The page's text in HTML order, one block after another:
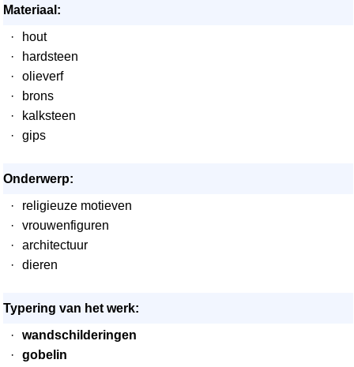
Materiaal:
·
hout
·
hardsteen
·
olieverf
·
brons
·
kalksteen
·
gips
Onderwerp:
·
religieuze motieven
·
vrouwenfiguren
·
architectuur
·
dieren
Typering van het werk:
·
wandschilderingen
·
gobelin